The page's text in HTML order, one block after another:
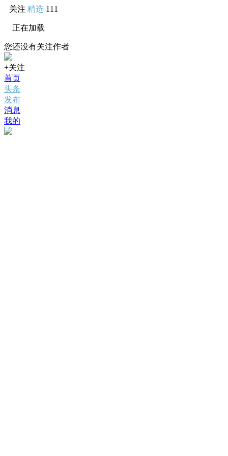
关注 精选 111
正在加载
您还没有关注作者
+关注
首页
头条
发布
消息
我的